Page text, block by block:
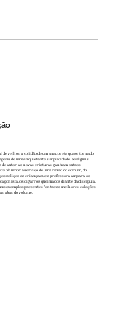
de velhos à solidão de um anacoreta quase tornado
de uma inquietante simplicidade. Se alguns
do autor, as novas criaturas ganham outros
o humor a serviço de uma razão do comum, do
roliços da criança que a professora ampara, os
os cigarros queimados diante da discípula,
exemplos presentes "entre as melhores coleções
abas do volume.